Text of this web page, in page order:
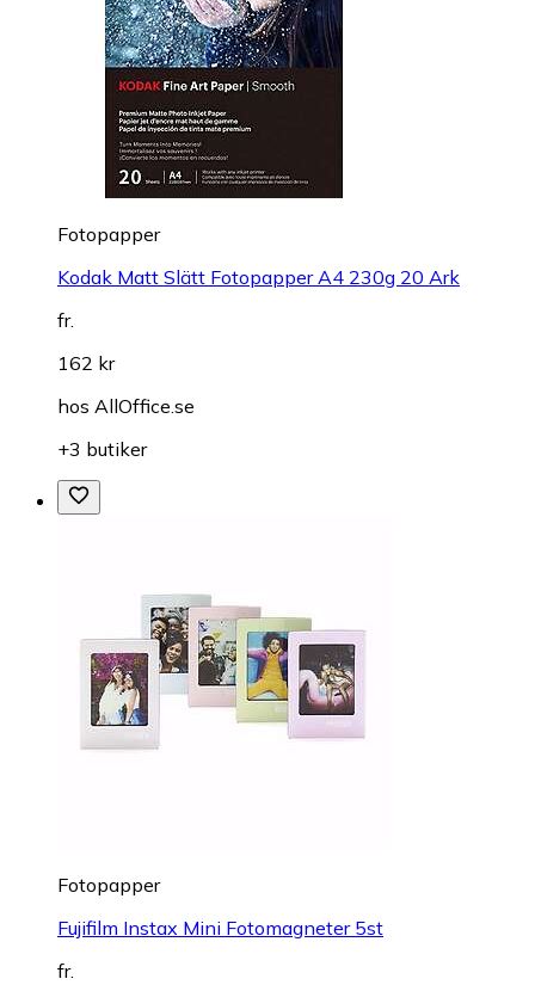
Fotopapper
Kodak Matt Slätt Fotopapper A4 230g 20 Ark
fr.
162 kr
hos AllOffice.se
+3 butiker
Fotopapper
Fujifilm Instax Mini Fotomagneter 5st
fr.